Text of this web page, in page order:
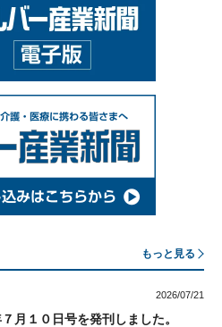
もっと見る
2026/07/21
月１０日号を発刊しました。